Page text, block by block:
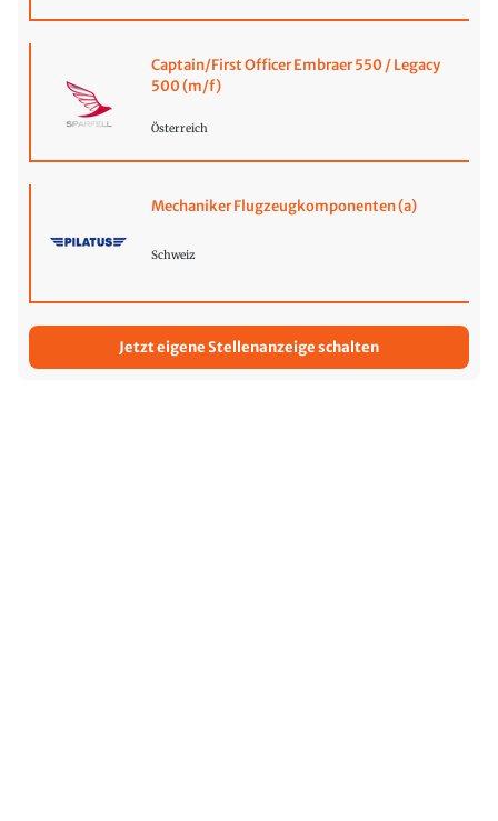
Captain/First Officer Embraer 550 / Legacy
500 (m/f)
Österreich
Mechaniker Flugzeugkomponenten (a)
Schweiz
Jetzt eigene Stellenanzeige schalten